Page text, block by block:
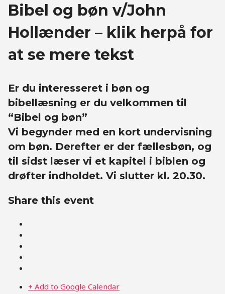
Bibel og bøn v/John
Hollænder – klik herpå for
at se mere tekst
Er du interesseret i bøn og
bibellæsning er du velkommen til
“Bibel og bøn”
Vi begynder med en kort undervisning
om bøn. Derefter er der fællesbøn, og
til sidst læser vi et kapitel i biblen og
drøfter indholdet. Vi slutter kl. 20.30.
Share this event
+ Add to Google Calendar